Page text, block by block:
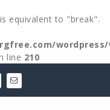
equivalent to "break".
line 210